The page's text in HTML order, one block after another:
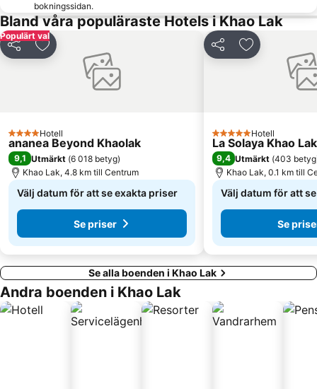
bokningssidan.
Bland våra populäraste Hotels i Khao Lak
Populärt val
Dela Lägg till i Mina Favoriter
4 Stjärnor
Hotell
ananea Beyond Khaolak
9,1 Utmärkt (6 018 betyg)
Khao Lak, 4.8 km till Centrum
Välj datum för att se exakta priser
Se priser
Dela Lägg till i
5 StjärnorHotell
La Solaya Khao Lak
9,4 Utmärkt (403 betyg
Khao Lak, 0.1 km till
Välj datum för att
Se
Se alla boenden i Khao Lak
Andra boenden i Khao Lak